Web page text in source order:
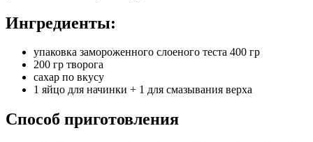
Ингредиенты:
упаковка замороженного слоеного теста 400 гр
200 гр творога
сахар по вкусу
1 яйцо для начинки + 1 для смазывания верха
Способ приготовления